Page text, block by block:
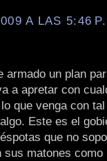
A LAS 5:46
armado un plan
a apretar con
que venga con
Este es el
que no
sus matones